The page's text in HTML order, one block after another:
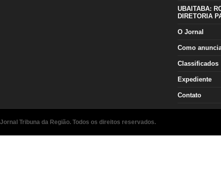
UBAITABA:
DIRETORIA
O Jornal
Como
Classificados
Expediente
Contato
Jornal Tribuna da Região. Todos os direitos reservados.